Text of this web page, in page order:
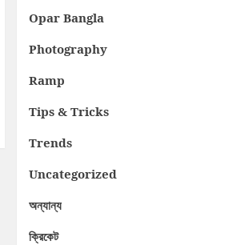
Opar Bangla
Photography
Ramp
Tips & Tricks
Trends
Uncategorized
অন্যান্য
ক্রিকেট